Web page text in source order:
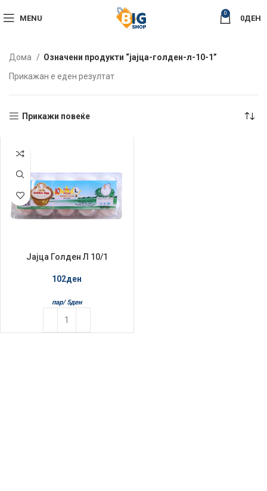
MENU
0
0ДЕН
Дома
Означени продукти “јајца-голден-л-10-1”
Прикажан е еден резултат
Прикажи повеќе
Јајца Голден Л 10/1
102ден
пар/ 5ден